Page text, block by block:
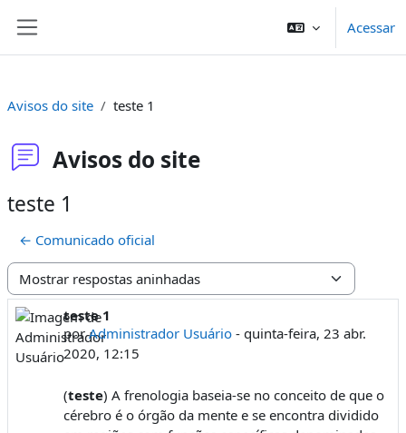
Acessar
Avisos do site teste 1
Avisos do site
teste 1
← Comunicado oficial
Modo de visualização
teste 1
porAdministrador Usuário - quinta-feira, 23 abr.
2020, 12:15
Número de respostas: 0
(teste) A frenologia baseia-se no conceito de que o
cérebro é o órgão da mente e se encontra dividido